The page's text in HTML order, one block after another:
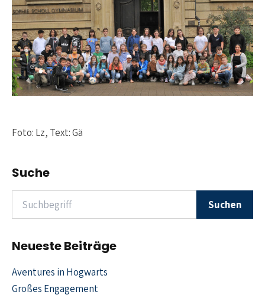
Foto: Lz, Text: Gä
Suche
Suchen nach Suchen
Neueste Beiträge
Aventures in Hogwarts
Großes Engagement